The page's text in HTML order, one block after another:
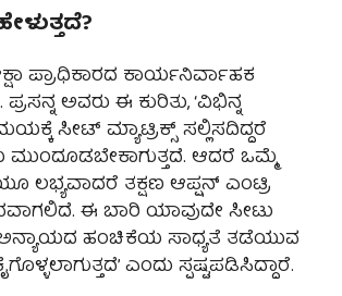
ಪ್ರಾಧಿಕಾರದ ಕಾರ್ಯನಿರ್ವಾಹಕ
ಅವರು ಈ ಕುರಿತು, ‘ವಿಭಿನ್ನ
ಸೀಟ್ ಮ್ಯಾಟ್ರಿಕ್ಸ್ ಸಲ್ಲಿಸದಿದ್ದರೆ
ಮುಂದೂಡಬೇಕಾಗುತ್ತದೆ. ಆದರೆ ಒಮ್ಮೆ
ಲಭ್ಯವಾದರೆ ತಕ್ಷಣ ಆಪ್ಷನ್ ಎಂಟ್ರಿ
ಈ ಬಾರಿ ಯಾವುದೇ ಸೀಟು
ಹಂಚಿಕೆಯ ಸಾಧ್ಯತೆ ತಡೆಯುವ
ಎಂದು ಸ್ಪಷ್ಟಪಡಿಸಿದ್ದಾರೆ.